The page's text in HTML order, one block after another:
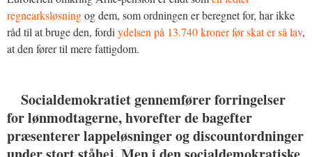
regnearksløsningog dem, som ordningen er beregnet for, har ikke
råd til at bruge den, fordi ydelsen på 13.740 kroner før skat er så lav,
at den fører til mere fattigdom.
Socialdemokratiet gennemfører forringelser
for lønmodtagerne, hvorefter de bagefter
præsenterer lappeløsninger og discountordninger